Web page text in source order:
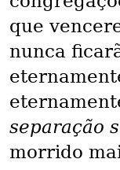
que
nunca
separação
morrido